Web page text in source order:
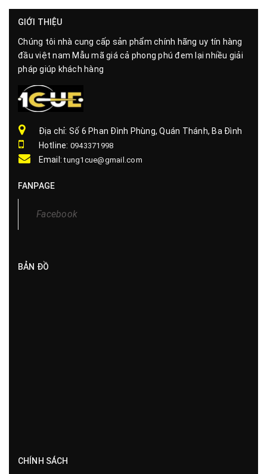
GIỚI THIỆU
Chúng tôi nhà cung cấp sản phẩm chính hãng uy tín hàng
đầu việt nam Mẫu mã giá cả phong phú đem lại nhiều giải
pháp giúp khách hàng
Địa chỉ: Số 6 Phan Đình Phùng, Quán Thánh, Ba Đình
Hotline: 0943371998
Email:tung1cue@gmail.com
FANPAGE
Facebook
BẢN ĐỒ
CHÍNH SÁCH